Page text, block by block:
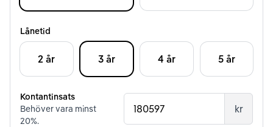
Lånetid
2 år 3 år 4 år 5 år
Kontantinsats
Behöver vara minst
20%.
kr